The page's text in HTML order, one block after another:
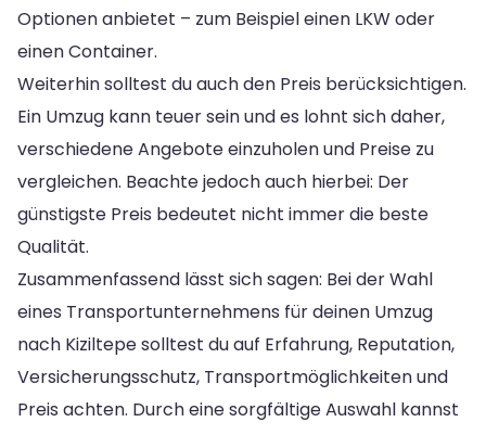
Optionen anbietet – zum Beispiel einen LKW oder
einen Container.
Weiterhin solltest du auch den Preis berücksichtigen.
Ein Umzug kann teuer sein und es lohnt sich daher,
verschiedene Angebote einzuholen und Preise zu
vergleichen. Beachte jedoch auch hierbei: Der
günstigste Preis bedeutet nicht immer die beste
Qualität.
Zusammenfassend lässt sich sagen: Bei der Wahl
eines Transportunternehmens für deinen Umzug
nach Kiziltepe solltest du auf Erfahrung, Reputation,
Versicherungsschutz, Transportmöglichkeiten und
Preis achten. Durch eine sorgfältige Auswahl kannst